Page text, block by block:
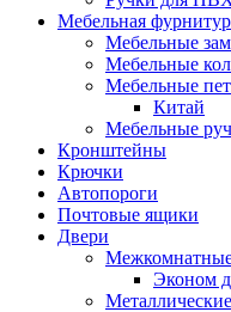
Мебельная
Мебельные
Мебельные
Мебельные
Китай
Мебельные
Кронштейны
Крючки
Автопороги
Почтовые ящики
Двери
Эконом